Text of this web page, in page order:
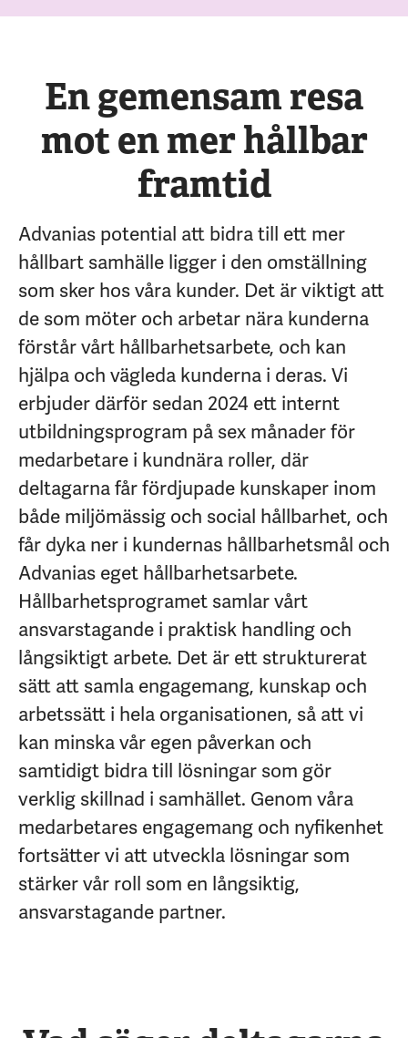
En gemensam resa
mot en mer hållbar
framtid
Advanias potential att bidra till ett mer
hållbart samhälle ligger i den omställning
som sker hos våra kunder. Det är viktigt att
de som möter och arbetar nära kunderna
förstår vårt hållbarhetsarbete, och kan
hjälpa och vägleda kunderna i deras. Vi
erbjuder därför sedan 2024 ett internt
utbildningsprogram på sex månader för
medarbetare i kundnära roller, där
deltagarna får fördjupade kunskaper inom
både miljömässig och social hållbarhet, och
får dyka ner i kundernas hållbarhetsmål och
Advanias eget hållbarhetsarbete.
Hållbarhetsprogramet samlar vårt
ansvarstagande i praktisk handling och
långsiktigt arbete. Det är ett strukturerat
sätt att samla engagemang, kunskap och
arbetssätt i hela organisationen, så att vi
kan minska vår egen påverkan och
samtidigt bidra till lösningar som gör
verklig skillnad i samhället. Genom våra
medarbetares engagemang och nyfikenhet
fortsätter vi att utveckla lösningar som
stärker vår roll som en långsiktig,
ansvarstagande partner.